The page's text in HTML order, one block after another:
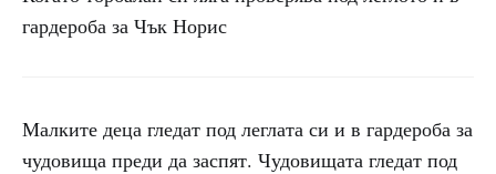
гардероба за Чък Норис
Малките деца гледат под леглата си и в гардероба за
чудовища преди да заспят. Чудовищата гледат под